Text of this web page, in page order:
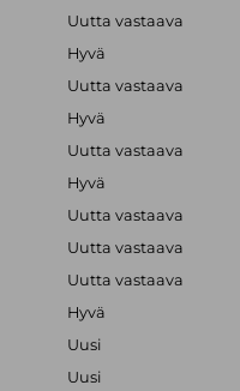
Uutta vastaava
Hyvä
Uutta vastaava
Hyvä
Uutta vastaava
Hyvä
Uutta vastaava
Uutta vastaava
Uutta vastaava
Hyvä
Uusi
Uusi